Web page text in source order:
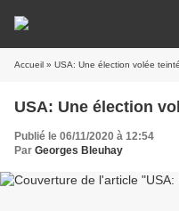
Accueil » USA: Une élection volée
USA: Une élection
Publié le 06/11/2020 à 12:54
Par Georges Bleuhay